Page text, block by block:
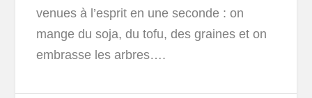
venues à l’esprit en une seconde : on
mange du soja, du tofu, des graines et on
embrasse les arbres….